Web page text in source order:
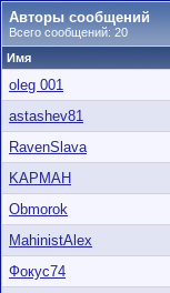
Авторы сообщений
Всего сообщений: 20
Имя
oleg 001
astashev81
RavenSlava
KAPMAH
Obmorok
MahinistAlex
Фокус74